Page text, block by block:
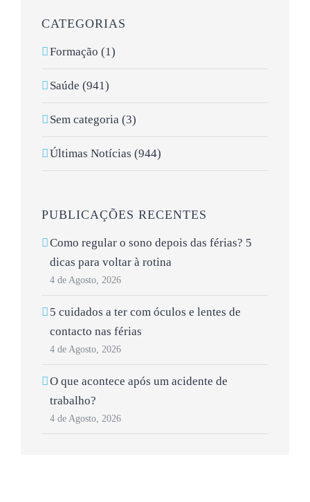
CATEGORIAS
Formação (1)
Saúde (941)
Sem categoria (3)
Últimas Notícias (944)
PUBLICAÇÕES RECENTES
Como regular o sono depois das férias? 5
dicas para voltar à rotina
4 de Agosto, 2026
5 cuidados a ter com óculos e lentes de
contacto nas férias
4 de Agosto, 2026
O que acontece após um acidente de
trabalho?
4 de Agosto, 2026